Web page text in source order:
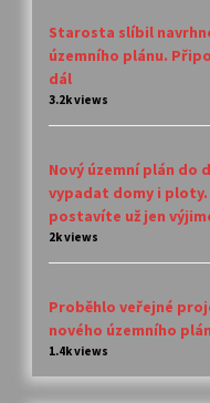
Starosta slíbil
územního plánu.
dál
3.2k views
Nový územní plán do
vypadat domy i ploty.
postavíte už jen
2k views
Proběhlo veřejné
nového územního
1.4k views